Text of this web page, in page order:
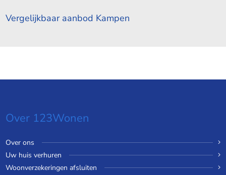
Vergelijkbaar aanbod Kampen
Over 123Wonen
Over ons
Uw huis verhuren
Woonverzekeringen afsluiten